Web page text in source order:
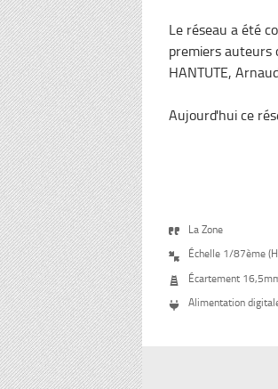
Le réseau a été
premiers auteurs
HANTUTE,
Aujourd'hui ce
 La Zone
 Échelle 1/87ème
 Écartement
 Alimentation